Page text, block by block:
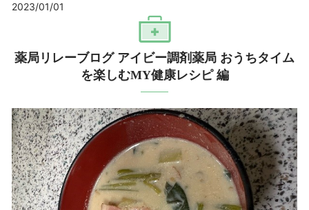
2023/01/01
薬局リレーブログ アイビー調剤薬局 おうちタイム
を楽しむMY健康レシピ 編